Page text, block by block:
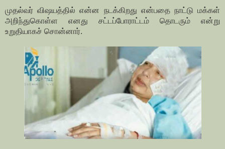
முதல்வர் விஷயத்தில் என்ன நடக்கிறது என்பதை நாட்டு மக்கள்
அறிந்துகொள்ள எனது சட்டப்போராட்டம் தொடரும் என்று
உறுதியாகச் சொன்னார்.